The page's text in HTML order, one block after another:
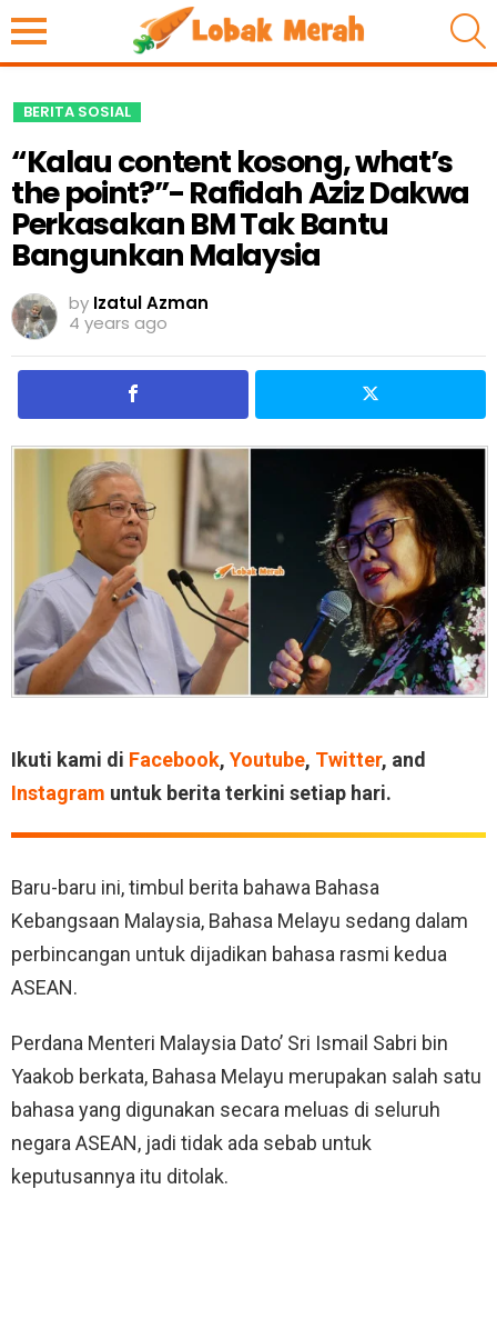
BERITA SOSIAL
“Kalau content kosong, what’s
the point?”- Rafidah Aziz Dakwa
Perkasakan BM Tak Bantu
Bangunkan Malaysia
by Izatul Azman
4 years ago
Ikuti kami di Facebook, Youtube, Twitter, and
Instagram untuk berita terkini setiap hari.
Baru-baru ini, timbul berita bahawa Bahasa
Kebangsaan Malaysia, Bahasa Melayu sedang dalam
perbincangan untuk dijadikan bahasa rasmi kedua
ASEAN.
Perdana Menteri Malaysia Dato’ Sri Ismail Sabri bin
Yaakob berkata, Bahasa Melayu merupakan salah satu
bahasa yang digunakan secara meluas di seluruh
negara ASEAN, jadi tidak ada sebab untuk
keputusannya itu ditolak.